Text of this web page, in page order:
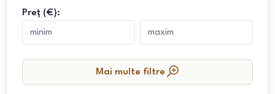
Preț (€):
Mai multe filtre